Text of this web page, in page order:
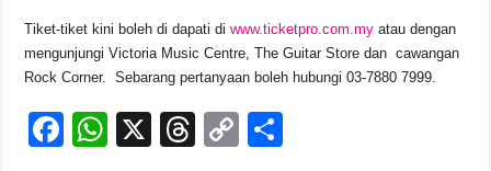
Tiket-tiket kini boleh di dapati diwww.ticketpro.com.my atau dengan
mengunjungi Victoria Music Centre, The Guitar Store dan cawangan
Rock Corner. Sebarang pertanyaan boleh hubungi 03-7880 7999.
F
W
X
T
C